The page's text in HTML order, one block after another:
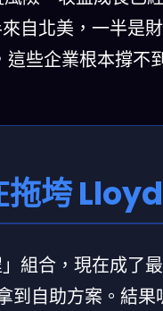
自北美，一半是
些企業根本撐不
垮
組合，現在成了
到自助方案。結